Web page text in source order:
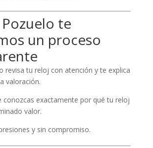
te
un proceso
revisa tu reloj con atención y te explica
valoración.
conozcas exactamente por qué tu reloj
valor.
y sin compromiso.